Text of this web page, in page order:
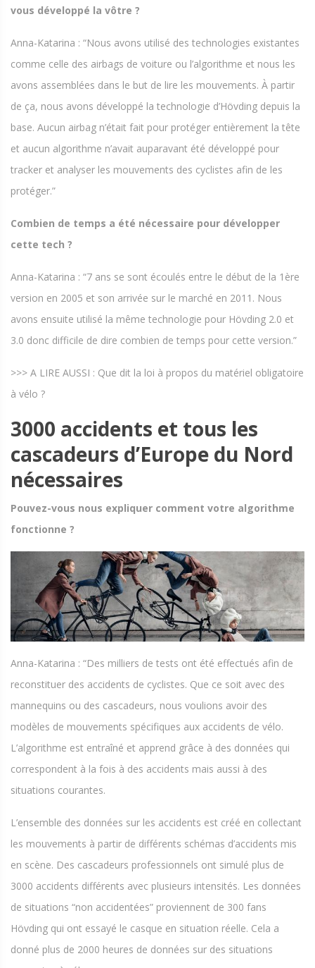
vous développé la vôtre ?
Anna-Katarina : “Nous avons utilisé des technologies existantes
comme celle des airbags de voiture ou l’algorithme et nous les
avons assemblées dans le but de lire les mouvements. À partir
de ça, nous avons développé la technologie d’Hövding depuis la
base. Aucun airbag n’était fait pour protéger entièrement la tête
et aucun algorithme n’avait auparavant été développé pour
tracker et analyser les mouvements des cyclistes afin de les
protéger.”
Combien de temps a été nécessaire pour développer
cette tech ?
Anna-Katarina : “7 ans se sont écoulés entre le début de la 1ère
version en 2005 et son arrivée sur le marché en 2011. Nous
avons ensuite utilisé la même technologie pour Hövding 2.0 et
3.0 donc difficile de dire combien de temps pour cette version.”
>>> A LIRE AUSSI : Que dit la loi à propos du matériel obligatoire
à vélo ?
3000 accidents et tous les
cascadeurs d’Europe du Nord
nécessaires
Pouvez-vous nous expliquer comment votre algorithme
fonctionne ?
Anna-Katarina : “Des milliers de tests ont été effectués afin de
reconstituer des accidents de cyclistes. Que ce soit avec des
mannequins ou des cascadeurs, nous voulions avoir des
modèles de mouvements spécifiques aux accidents de vélo.
L’algorithme est entraîné et apprend grâce à des données qui
correspondent à la fois à des accidents mais aussi à des
situations courantes.
L’ensemble des données sur les accidents est créé en collectant
les mouvements à partir de différents schémas d’accidents mis
en scène. Des cascadeurs professionnels ont simulé plus de
3000 accidents différents avec plusieurs intensités. Les données
de situations “non accidentées” proviennent de 300 fans
Hövding qui ont essayé le casque en situation réelle. Cela a
donné plus de 2000 heures de données sur des situations